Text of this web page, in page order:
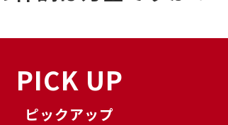
PICK UP
ピックアップ